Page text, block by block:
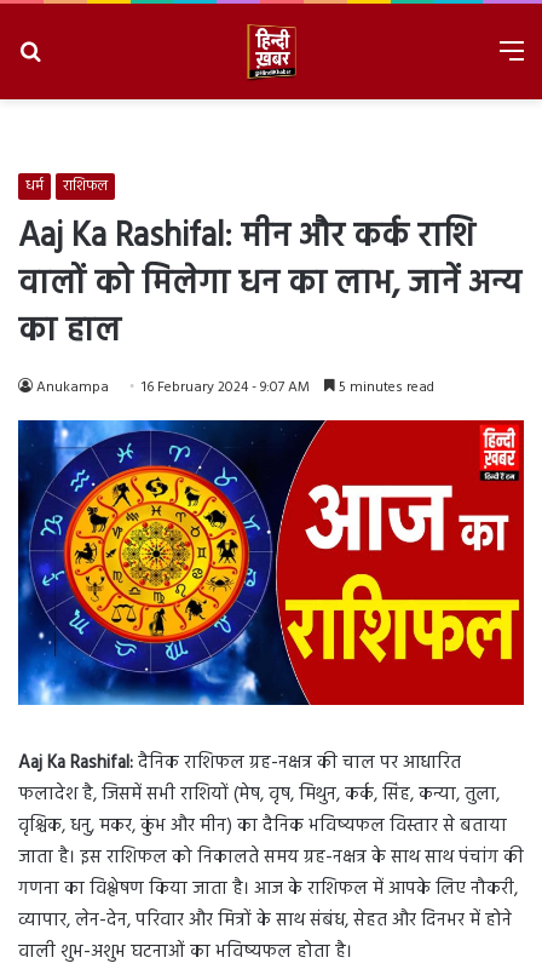
धर्म राशिफल
Aaj Ka Rashifal: मीन और कर्क राशि
वालों को मिलेगा धन का लाभ, जानें अन्य
का हाल
Anukampa 16 February 2024 - 9:07 AM 5 minutes read
Aaj Ka Rashifal:दैनिक राशिफल ग्रह-नक्षत्र की चाल पर आधारित
फलादेश है, जिसमें सभी राशियों (मेष, वृष, मिथुन, कर्क, सिंह, कन्या, तुला,
वृश्चिक, धनु, मकर, कुंभ और मीन) का दैनिक भविष्यफल विस्तार से बताया
जाता है। इस राशिफल को निकालते समय ग्रह-नक्षत्र के साथ साथ पंचांग की
गणना का विश्लेषण किया जाता है। आज के राशिफल में आपके लिए नौकरी,
व्यापार, लेन-देन, परिवार और मित्रों के साथ संबंध, सेहत और दिनभर में होने
वाली शुभ-अशुभ घटनाओं का भविष्यफल होता है।